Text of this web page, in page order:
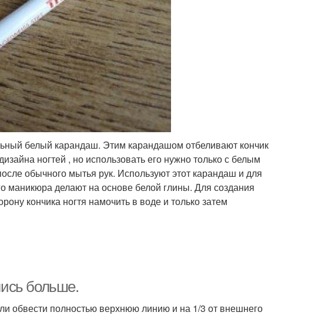
белый карандаш. Этим карандашом отбеливают кончик
ногтей , но использовать его нужно только с белым
обычного мытья рук. Используют этот карандаш и для
маникюра делают на основе белой глины. Для создания
кончика ногтя намочить в воде и только затем
больше.
обвести полностью верхнюю линию и на 1/3 от внешнего